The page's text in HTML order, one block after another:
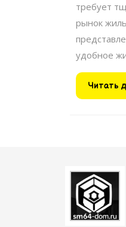
требует
рынок
удобное
Читать